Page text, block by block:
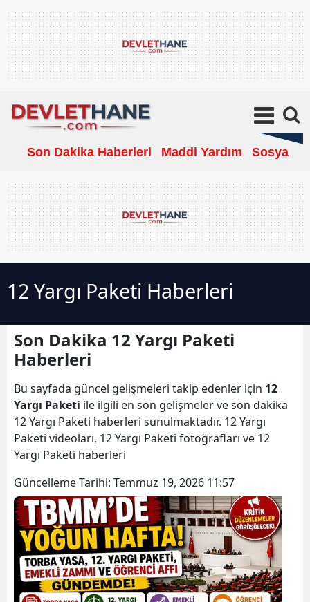
Son Dakika Haberleri Maddi Yardım Sosyal
12 Yargı Paketi Haberleri
Son Dakika 12 Yargı Paketi
Haberleri
Bu sayfada güncel gelişmeleri takip edenler için 12
Yargı Paketi ile ilgili en son gelişmeler ve son dakika
12 Yargı Paketi haberleri sunulmaktadır. 12 Yargı
Paketi videoları, 12 Yargı Paketi fotoğrafları ve 12
Yargı Paketi haberleri
Güncelleme Tarihi: Temmuz 19, 2026 11:57